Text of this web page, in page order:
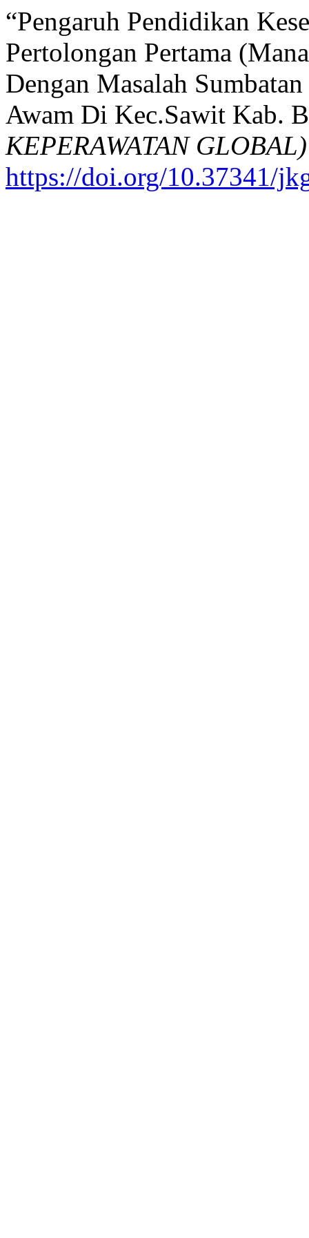
“Pengaruh Pendidikan
Pertolongan Pertama
Dengan Masalah
Awam Di Kec.Sawit Kab.
KEPERAWATAN GLOBAL)
https://doi.org/10.37341/